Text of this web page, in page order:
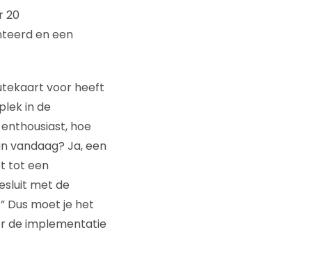
20
en een
voor heeft
in de
hoe
vandaag? Ja, een
tot een
met de
Dus moet je het
de implementatie